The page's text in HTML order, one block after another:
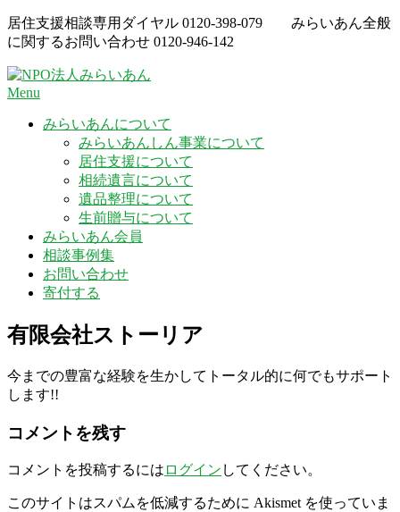
Skip
to
content
居住支援相談専用ダイヤル 0120-398-079
みらいあん全般
に関するお問い合わせ 0120-946-142
Menu
みらいあんについて
みらいあんしん事業について
居住支援について
相続遺言について
遺品整理について
生前贈与について
みらいあん会員
相談事例集
お問い合わせ
寄付する
有限会社ストーリア
今までの豊富な経験を生かしてトータル的に何でもサポート
します!!
コメントを残す
コメントを投稿するには ログイン してください。
このサイトはスパムを低減するために Akismet を使っていま